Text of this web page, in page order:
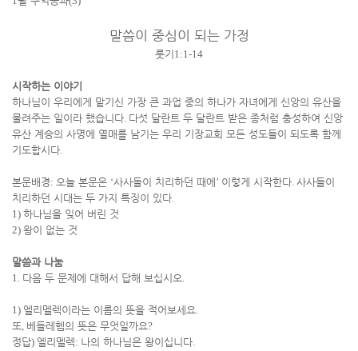
말씀이 중심이 되는 가정
룻기 1:1-14
시작하는 이야기
하나님이 우리에게 맡기신 가장 큰 과업 중의 하나가 자녀에게 신앙의 유산을
물려주는 일이라 했습니다. 다섯 달란트 두 달란트 받은 종처럼 충성하여 신앙
유산 계승의 사명에 열매를 남기는 우리 기장교회 모든 성도들이 되도록 함께
기도합시다.
본문배경: 오늘 본문은 ‘사사들이 치리하던 때에 ’ 이렇게 시작한다. 사사들이
치리하던 시대는 두 가지 특징이 있다.
1) 하나님을 잊어 버린 것
2) 왕이 없는 것
말씀과 나눔
1. 다음 두 문제에 대해서 답해 보십시오.
1) 엘리멜렉이라는 이름의 뜻을 적어보세요.
또, 베들레헴의 뜻은 무엇일까요?
정답) 엘리멜렉: 나의 하나님은 왕이십니다.